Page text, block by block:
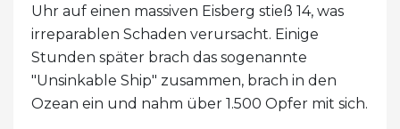
Uhr auf einen massiven Eisberg stieß 14, was
irreparablen Schaden verursacht. Einige
Stunden später brach das sogenannte
"Unsinkable Ship" zusammen, brach in den
Ozean ein und nahm über 1.500 Opfer mit sich.